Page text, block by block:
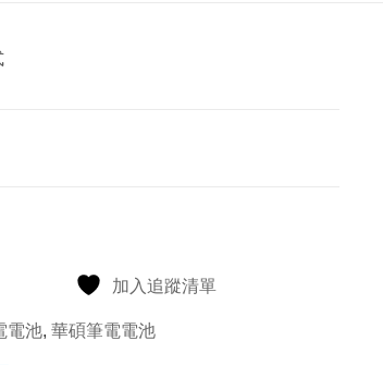
加入追蹤清單
電池,華碩筆電電池